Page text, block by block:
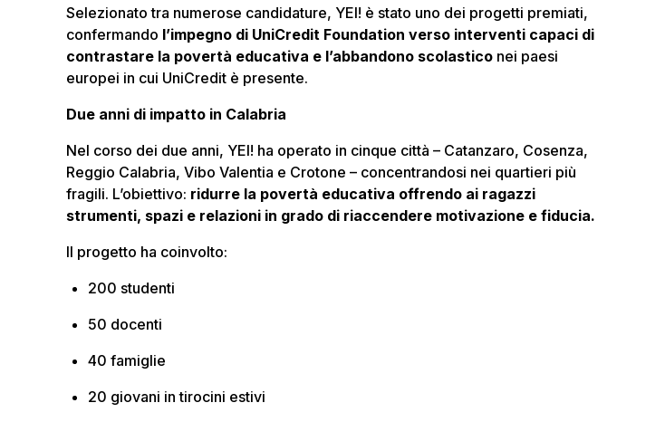
Selezionato tra numerose candidature, YEI! è stato uno dei progetti premiati,
confermando l’impegno di UniCredit Foundation verso interventi capaci di
contrastare la povertà educativa e l’abbandono scolastico nei paesi
europei in cui UniCredit è presente.
Due anni di impatto in Calabria
Nel corso dei due anni, YEI! ha operato in cinque città – Catanzaro, Cosenza,
Reggio Calabria, Vibo Valentia e Crotone – concentrandosi nei quartieri più
fragili. L’obiettivo: ridurre la povertà educativa offrendo ai ragazzi
strumenti, spazi e relazioni in grado di riaccendere motivazione e fiducia.
Il progetto ha coinvolto:
200 studenti
50 docenti
40 famiglie
20 giovani in tirocini estivi